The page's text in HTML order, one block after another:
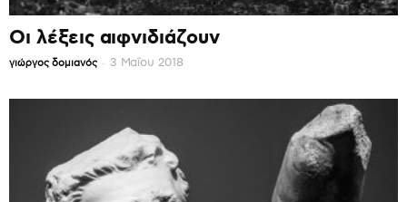
Οι λέξεις αιφνιδιάζουν
γιώργος δομιανός - 3 Μαΐου 2018